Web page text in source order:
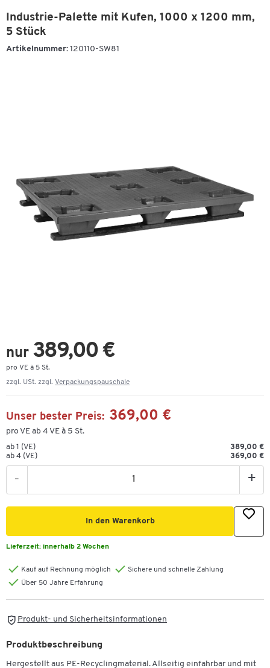
Industrie-Palette mit Kufen, 1000 x 1200 mm,
5 Stück
Artikelnummer: 120110-SW81
nur 389,00 €
pro VE à 5 St.
zzgl. USt. zzgl. Verpackungspauschale
Unser bester Preis: 369,00 €
pro VE ab 4 VE à 5 St.
ab 1 (VE)
389,00 €
ab 4 (VE)
369,00 €
- +
In den Warenkorb
Lieferzeit: innerhalb 2 Wochen
Kauf auf Rechnung möglich
Sichere und schnelle Zahlung
Über 50 Jahre Erfahrung
Produkt- und Sicherheitsinformationen
Produktbeschreibung
Hergestellt aus PE-Recyclingmaterial. Allseitig einfahrbar und mit